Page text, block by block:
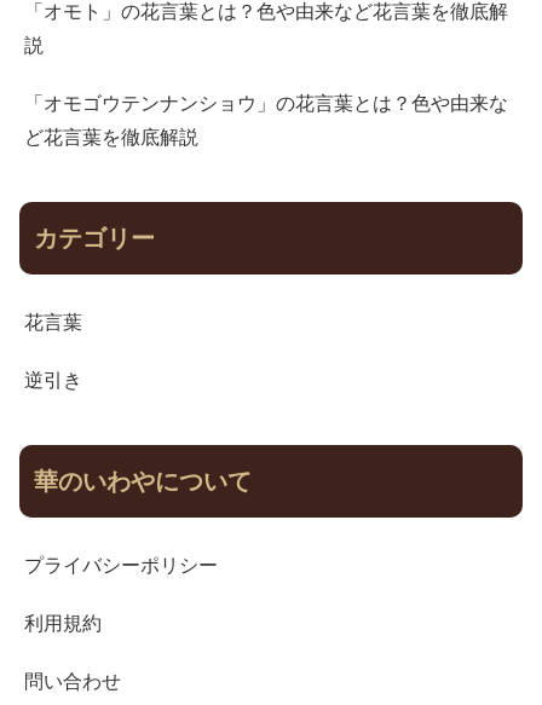
「オモト」の花言葉とは？色や由来など花言葉を徹底解
説
「オモゴウテンナンショウ」の花言葉とは？色や由来な
ど花言葉を徹底解説
カテゴリー
花言葉
逆引き
華のいわやについて
プライバシーポリシー
利用規約
問い合わせ